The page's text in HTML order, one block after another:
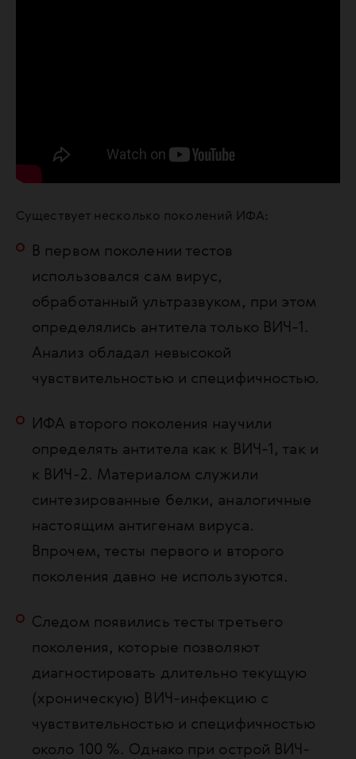
Существует несколько поколений ИФА:
В первом поколении тестов
использовался сам вирус,
обработанный ультразвуком, при этом
определялись антитела только ВИЧ-1.
Анализ обладал невысокой
чувствительностью и специфичностью.
ИФА второго поколения научили
определять антитела как к ВИЧ-1, так и
к ВИЧ-2. Материалом служили
синтезированные белки, аналогичные
настоящим антигенам вируса.
Впрочем, тесты первого и второго
поколения давно не используются.
Следом появились тесты третьего
поколения, которые позволяют
диагностировать длительно текущую
(хроническую) ВИЧ-инфекцию с
чувствительностью и специфичностью
около 100 %. Однако при острой ВИЧ-